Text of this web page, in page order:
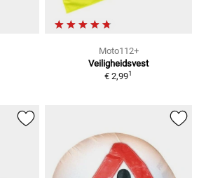
Moto112+
Veiligheidsvest
€ 2,991